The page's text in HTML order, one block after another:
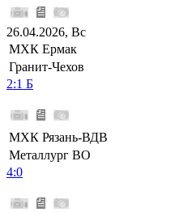
26.04.2026, Вс
МХК Ермак
Гранит-Чехов
2:1 Б
МХК Рязань-ВДВ
Металлург ВО
4:0